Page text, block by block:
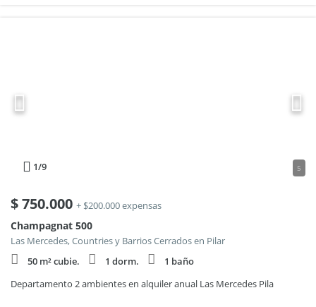
1/9 5
$750.000 + $200.000 expensas
Champagnat 500
Las Mercedes, Countries y Barrios Cerrados en Pilar
50 m² cubie.
1 dorm.
1 baño
Departamento 2 ambientes en alquiler anual Las Mercedes Pila